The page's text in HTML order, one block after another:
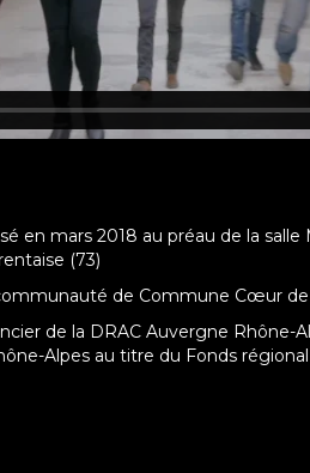
en mars 2018 au préau de la
(73)
de Commune Cœur de
de la DRAC Auvergne Rhône-
Alpes au titre du Fonds